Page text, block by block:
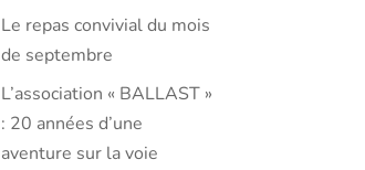
Le repas convivial du mois
de septembre
L’association « BALLAST »
: 20 années d’une
aventure sur la voie